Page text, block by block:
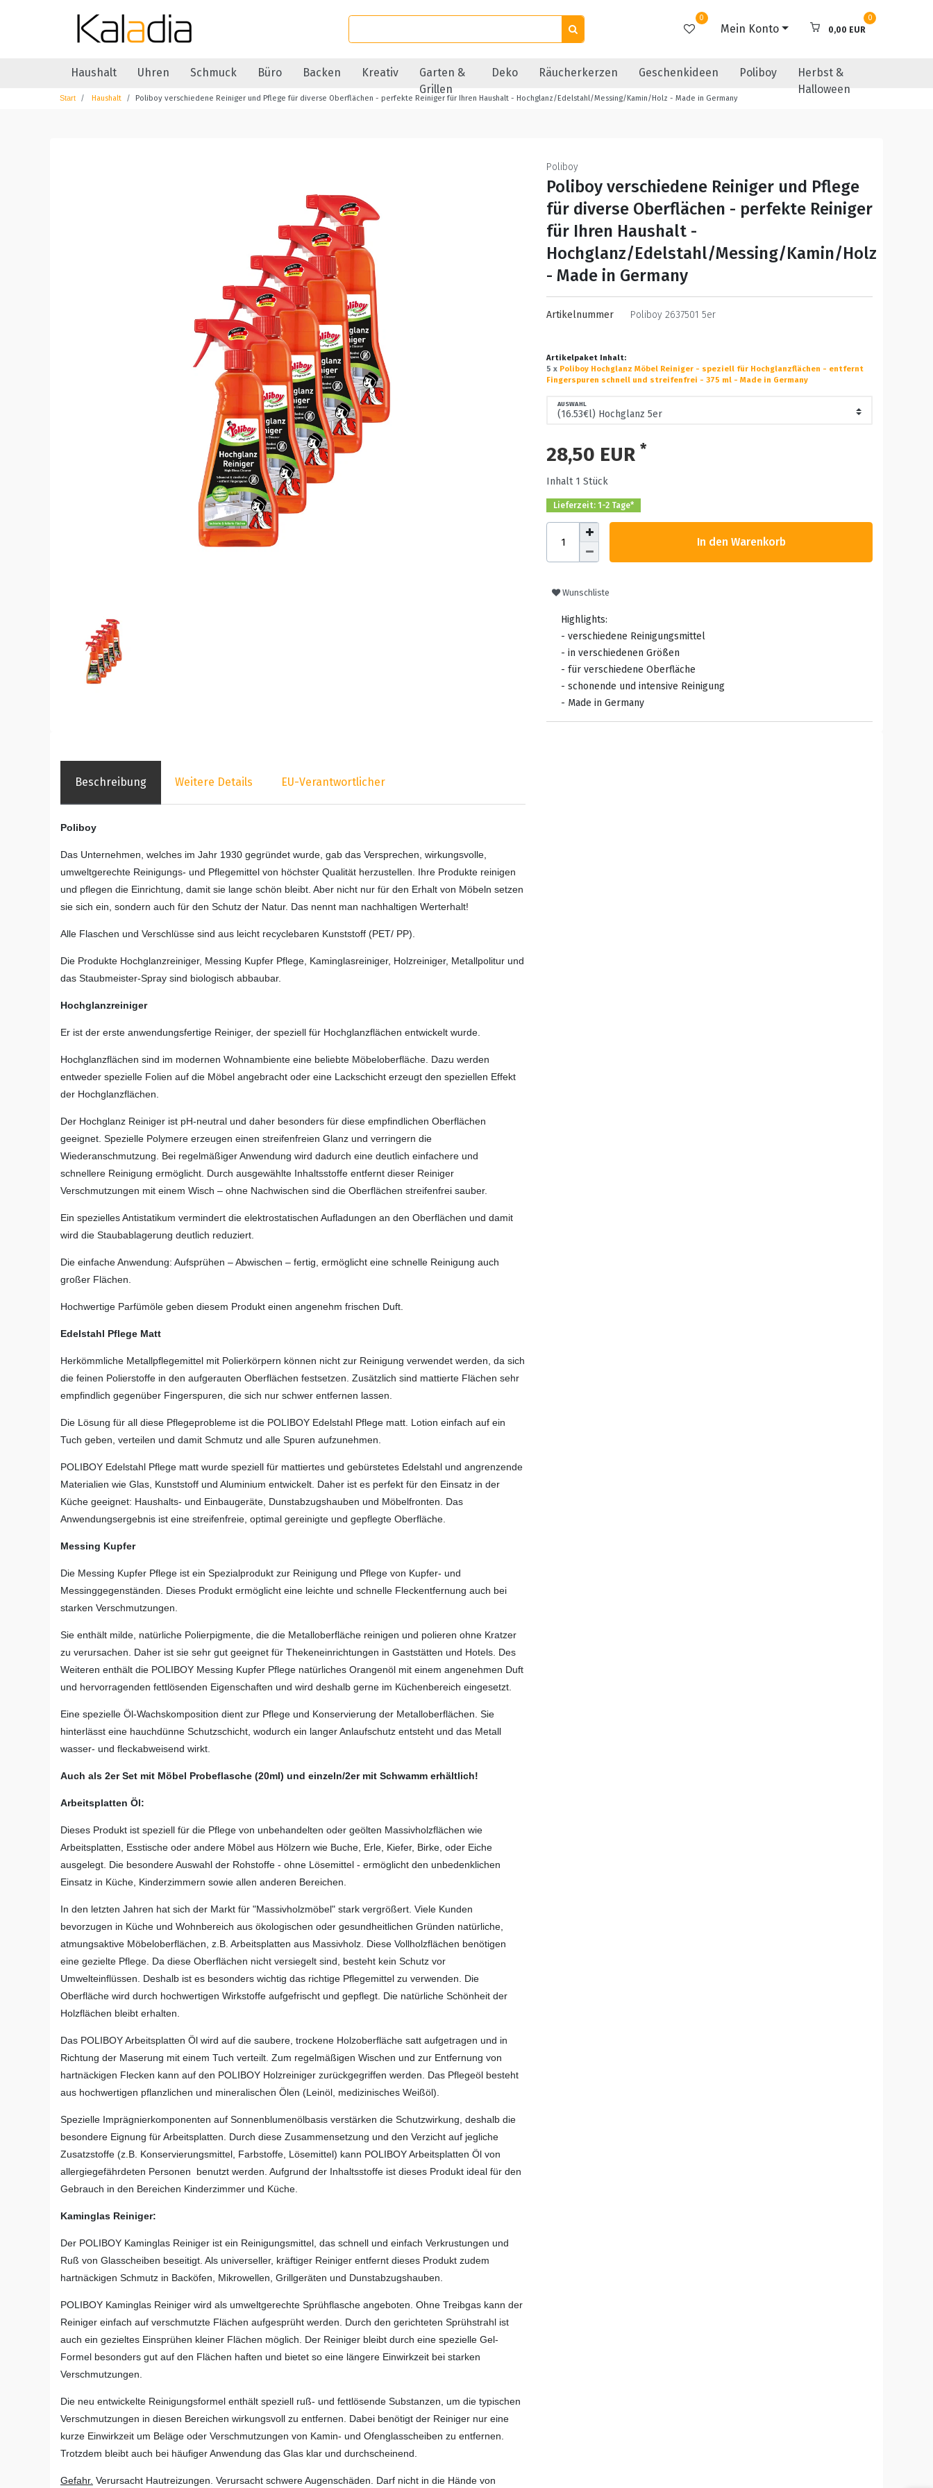
0
Mein Konto
0
0,00 EUR
Haushalt Uhren Schmuck Büro Backen Kreativ
Garten &
Grillen
Deko Räucherkerzen Geschenkideen Poliboy
Herbst &
Halloween
Haushalt Poliboy verschiedene Reiniger und Pflege für diverse Oberflächen - perfekte Reiniger für Ihren Haushalt - Hochglanz/Edelstahl/Messing/Kamin/Holz - Made in Germany
Poliboy
Poliboy verschiedene Reiniger und Pflege
für diverse Oberflächen - perfekte Reiniger
für Ihren Haushalt -
Hochglanz/Edelstahl/Messing/Kamin/Holz
- Made in Germany
Artikelnummer Poliboy 2637501 5er
Artikelpaket Inhalt:
5 x Poliboy Hochglanz Möbel Reiniger - speziell für Hochglanzflächen - entfernt
Fingerspuren schnell und streifenfrei - 375 ml - Made in Germany
AUSWAHL
28,50 EUR *
Inhalt 1 Stück
Lieferzeit: 1-2 Tage*
In den Warenkorb
Wunschliste
Highlights:
- verschiedene Reinigungsmittel
- in verschiedenen Größen
- für verschiedene Oberfläche
- schonende und intensive Reinigung
- Made in Germany
Beschreibung Weitere Details EU-Verantwortlicher
Poliboy
Das Unternehmen, welches im Jahr 1930 gegründet wurde, gab das Versprechen, wirkungsvolle,
umweltgerechte Reinigungs- und Pflegemittel von höchster Qualität herzustellen. Ihre Produkte reinigen
und pflegen die Einrichtung, damit sie lange schön bleibt. Aber nicht nur für den Erhalt von Möbeln setzen
sie sich ein, sondern auch für den Schutz der Natur. Das nennt man nachhaltigen Werterhalt!
Alle Flaschen und Verschlüsse sind aus leicht recyclebaren Kunststoff (PET/ PP).
Die Produkte Hochglanzreiniger, Messing Kupfer Pflege, Kaminglasreiniger, Holzreiniger, Metallpolitur und
das Staubmeister-Spray sind biologisch abbaubar.
Hochglanzreiniger
Er ist der erste anwendungsfertige Reiniger, der speziell für Hochglanzflächen entwickelt wurde.
Hochglanzflächen sind im modernen Wohnambiente eine beliebte Möbeloberfläche. Dazu werden
entweder spezielle Folien auf die Möbel angebracht oder eine Lackschicht erzeugt den speziellen Effekt
der Hochglanzflächen.
Der Hochglanz Reiniger ist pH-neutral und daher besonders für diese empfindlichen Oberflächen
geeignet. Spezielle Polymere erzeugen einen streifenfreien Glanz und verringern die
Wiederanschmutzung. Bei regelmäßiger Anwendung wird dadurch eine deutlich einfachere und
schnellere Reinigung ermöglicht. Durch ausgewählte Inhaltsstoffe entfernt dieser Reiniger
Verschmutzungen mit einem Wisch – ohne Nachwischen sind die Oberflächen streifenfrei sauber.
Ein spezielles Antistatikum vermindert die elektrostatischen Aufladungen an den Oberflächen und damit
wird die Staubablagerung deutlich reduziert.
Die einfache Anwendung: Aufsprühen – Abwischen – fertig, ermöglicht eine schnelle Reinigung auch
großer Flächen.
Hochwertige Parfümöle geben diesem Produkt einen angenehm frischen Duft.
Edelstahl Pflege Matt
Herkömmliche Metallpflegemittel mit Polierkörpern können nicht zur Reinigung verwendet werden, da sich
die feinen Polierstoffe in den aufgerauten Oberflächen festsetzen. Zusätzlich sind mattierte Flächen sehr
empfindlich gegenüber Fingerspuren, die sich nur schwer entfernen lassen.
Die Lösung für all diese Pflegeprobleme ist die POLIBOY Edelstahl Pflege matt. Lotion einfach auf ein
Tuch geben, verteilen und damit Schmutz und alle Spuren aufzunehmen.
POLIBOY Edelstahl Pflege matt wurde speziell für mattiertes und gebürstetes Edelstahl und angrenzende
Materialien wie Glas, Kunststoff und Aluminium entwickelt. Daher ist es perfekt für den Einsatz in der
Küche geeignet: Haushalts- und Einbaugeräte, Dunstabzugshauben und Möbelfronten. Das
Anwendungsergebnis ist eine streifenfreie, optimal gereinigte und gepflegte Oberfläche.
Messing Kupfer
Die Messing Kupfer Pflege ist ein Spezialprodukt zur Reinigung und Pflege von Kupfer- und
Messinggegenständen. Dieses Produkt ermöglicht eine leichte und schnelle Fleckentfernung auch bei
starken Verschmutzungen.
Sie enthält milde, natürliche Polierpigmente, die die Metalloberfläche reinigen und polieren ohne Kratzer
zu verursachen. Daher ist sie sehr gut geeignet für Thekeneinrichtungen in Gaststätten und Hotels. Des
Weiteren enthält die POLIBOY Messing Kupfer Pflege natürliches Orangenöl mit einem angenehmen Duft
und hervorragenden fettlösenden Eigenschaften und wird deshalb gerne im Küchenbereich eingesetzt.
Eine spezielle Öl-Wachskomposition dient zur Pflege und Konservierung der Metalloberflächen. Sie
hinterlässt eine hauchdünne Schutzschicht, wodurch ein langer Anlaufschutz entsteht und das Metall
wasser- und fleckabweisend wirkt.
Auch als 2er Set mit Möbel Probeflasche (20ml) und einzeln/2er mit Schwamm erhältlich!
Arbeitsplatten Öl:
Dieses Produkt ist speziell für die Pflege von unbehandelten oder geölten Massivholzflächen wie
Arbeitsplatten, Esstische oder andere Möbel aus Hölzern wie Buche, Erle, Kiefer, Birke, oder Eiche
ausgelegt. Die besondere Auswahl der Rohstoffe - ohne Lösemittel - ermöglicht den unbedenklichen
Einsatz in Küche, Kinderzimmern sowie allen anderen Bereichen.
In den letzten Jahren hat sich der Markt für "Massivholzmöbel" stark vergrößert. Viele Kunden
bevorzugen in Küche und Wohnbereich aus ökologischen oder gesundheitlichen Gründen natürliche,
atmungsaktive Möbeloberflächen, z.B. Arbeitsplatten aus Massivholz. Diese Vollholzflächen benötigen
eine gezielte Pflege. Da diese Oberflächen nicht versiegelt sind, besteht kein Schutz vor
Umwelteinflüssen. Deshalb ist es besonders wichtig das richtige Pflegemittel zu verwenden. Die
Oberfläche wird durch hochwertigen Wirkstoffe aufgefrischt und gepflegt. Die natürliche Schönheit der
Holzflächen bleibt erhalten.
Das POLIBOY Arbeitsplatten Öl wird auf die saubere, trockene Holzoberfläche satt aufgetragen und in
Richtung der Maserung mit einem Tuch verteilt. Zum regelmäßigen Wischen und zur Entfernung von
hartnäckigen Flecken kann auf den POLIBOY Holzreiniger zurückgegriffen werden. Das Pflegeöl besteht
aus hochwertigen pflanzlichen und mineralischen Ölen (Leinöl, medizinisches Weißöl).
Spezielle Imprägnierkomponenten auf Sonnenblumenölbasis verstärken die Schutzwirkung, deshalb die
besondere Eignung für Arbeitsplatten. Durch diese Zusammensetzung und den Verzicht auf jegliche
Zusatzstoffe (z.B. Konservierungsmittel, Farbstoffe, Lösemittel) kann POLIBOY Arbeitsplatten Öl von
allergiegefährdeten Personen benutzt werden. Aufgrund der Inhaltsstoffe ist dieses Produkt ideal für den
Gebrauch in den Bereichen Kinderzimmer und Küche.
Kaminglas Reiniger:
Der POLIBOY Kaminglas Reiniger ist ein Reinigungsmittel, das schnell und einfach Verkrustungen und
Ruß von Glasscheiben beseitigt. Als universeller, kräftiger Reiniger entfernt dieses Produkt zudem
hartnäckigen Schmutz in Backöfen, Mikrowellen, Grillgeräten und Dunstabzugshauben.
POLIBOY Kaminglas Reiniger wird als umweltgerechte Sprühflasche angeboten. Ohne Treibgas kann der
Reiniger einfach auf verschmutzte Flächen aufgesprüht werden. Durch den gerichteten Sprühstrahl ist
auch ein gezieltes Einsprühen kleiner Flächen möglich. Der Reiniger bleibt durch eine spezielle Gel-
Formel besonders gut auf den Flächen haften und bietet so eine längere Einwirkzeit bei starken
Verschmutzungen.
Die neu entwickelte Reinigungsformel enthält speziell ruß- und fettlösende Substanzen, um die typischen
Verschmutzungen in diesen Bereichen wirkungsvoll zu entfernen. Dabei benötigt der Reiniger nur eine
kurze Einwirkzeit um Beläge oder Verschmutzungen von Kamin- und Ofenglasscheiben zu entfernen.
Trotzdem bleibt auch bei häufiger Anwendung das Glas klar und durchscheinend.
Gefahr. Verursacht Hautreizungen. Verursacht schwere Augenschäden. Darf nicht in die Hände von